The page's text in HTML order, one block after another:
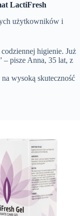
LactiFresh
użytkowników i
higienie. Już
– pisze Anna, 35 lat, z
wysoką skuteczność